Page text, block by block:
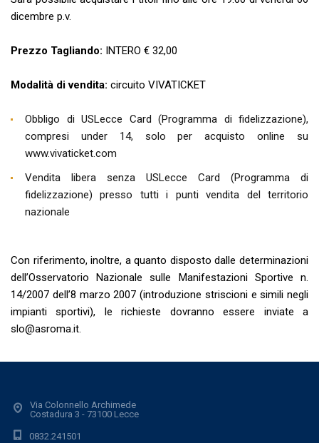
dicembre p.v.
Prezzo Tagliando: INTERO € 32,00
Modalità di vendita: circuito VIVATICKET
Obbligo di USLecce Card (Programma di fidelizzazione),
compresi under 14, solo per acquisto online su
www.vivaticket.com
Vendita libera senza USLecce Card (Programma di
fidelizzazione) presso tutti i punti vendita del territorio
nazionale
Con riferimento, inoltre, a quanto disposto dalle determinazioni
dell’Osservatorio Nazionale sulle Manifestazioni Sportive n.
14/2007 dell’8 marzo 2007 (introduzione striscioni e simili negli
impianti sportivi), le richieste dovranno essere inviate a
slo@asroma.it.
Via Colonnello Archimede
Costadura 3 - 73100 Lecce
0832.241501